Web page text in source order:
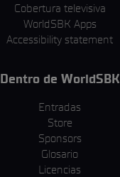
Cobertura televisiva
WorldSBK Apps
Accessibility statement
Dentro de WorldSBK
Entradas
Store
Sponsors
Glosario
Licencias